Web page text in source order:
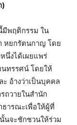
)
มีพฤติกรรม ใน
หยกรัตนกาญ โดย
นึ่งได้เผยแพร่
ทรรศน์ โดยให้
ะ อ้างว่าเป็นบุคคล
ถวายในสำนัก
ธารณะเพื่อให้ผู้ที่
นจะชักชวนให้ร่วม